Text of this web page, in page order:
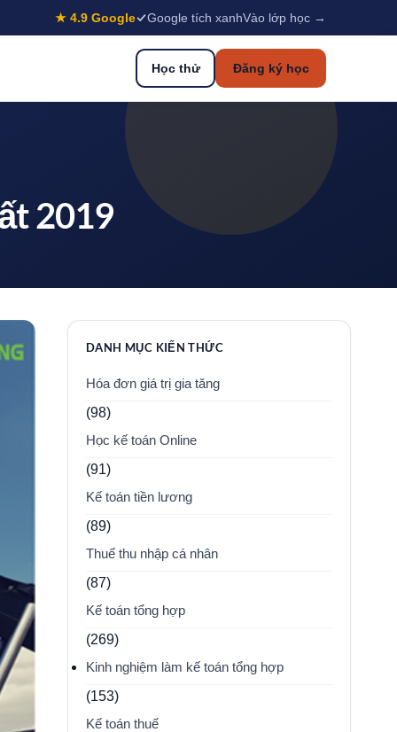
★ 4.9 Google Google tích xanhVào lớp học →
Học thử Đăng ký học
2019
DANH MỤC KIẾN THỨC
Hóa đơn giá trị gia tăng
(98)
Học kế toán Online
(91)
Kế toán tiền lương
(89)
Thuế thu nhập cá nhân
(87)
Kế toán tổng hợp
(269)
Kinh nghiệm làm kế toán tổng hợp
(153)
Kế toán thuế